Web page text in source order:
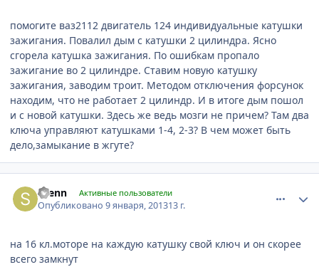
помогите ваз2112 двигатель 124 индивидуальные катушки
зажигания. Повалил дым с катушки 2 цилиндра. Ясно
сгорела катушка зажигания. По ошибкам пропало
зажигание во 2 цилиндре. Ставим новую катушку
зажигания, заводим троит. Методом отключения форсунок
находим, что не работает 2 цилиндр. И в итоге дым пошол
и с новой катушки. Здесь же ведь мозги не причем? Там два
ключа управляют катушками 1-4, 2-3? В чем может быть
дело,замыкание в жгуте?
svenn Активные пользователи
Опубликовано9 января, 201313 г.
на 16 кл.моторе на каждую катушку свой ключ и он скорее
всего замкнут